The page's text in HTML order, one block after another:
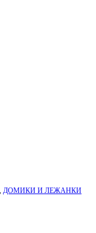
ДОМИКИ И ЛЕЖАНКИ